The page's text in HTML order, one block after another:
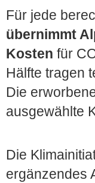
Für jede
übernimmt
Kosten für
Hälfte tragen
Die
ausgewählte
Die
ergänzendes